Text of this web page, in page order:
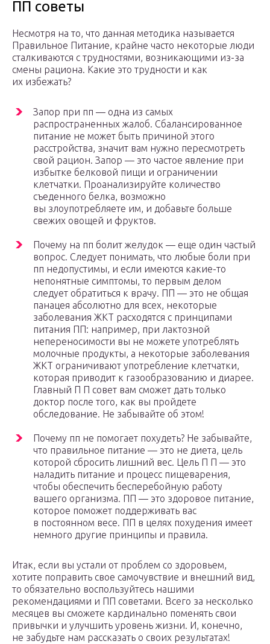
ПП советы
Несмотря на то, что данная методика называется
Правильное Питание, крайне часто некоторые люди
сталкиваются с трудностями, возникающими из-за
смены рациона. Какие это трудности и как
их избежать?
Запор при пп — одна из самых
распространенных жалоб. Сбалансированное
питание не может быть причиной этого
расстройства, значит вам нужно пересмотреть
свой рацион. Запор — это частое явление при
избытке белковой пищи и ограничении
клетчатки. Проанализируйте количество
съеденного белка, возможно
вы злоупотребляете им, и добавьте больше
свежих овощей и фруктов.
Почему на пп болит желудок — еще один частый
вопрос. Следует понимать, что любые боли при
пп недопустимы, и если имеются какие-то
непонятные симптомы, то первым делом
следует обратиться к врачу. ПП — это не общая
панацея абсолютно для всех, некоторые
заболевания ЖКТ расходятся с принципами
питания ПП: например, при лактозной
непереносимости вы не можете употреблять
молочные продукты, а некоторые заболевания
ЖКТ ограничивают употребление клетчатки,
которая приводит к газообразованию и диарее.
Главный П П совет вам сможет дать только
доктор после того, как вы пройдете
обследование. Не забывайте об этом!
Почему пп не помогает похудеть? Не забывайте,
что правильное питание — это не диета, цель
которой сбросить лишний вес. Цель П П — это
наладить питание и процесс пищеварения,
чтобы обеспечить бесперебойную работу
вашего организма. ПП — это здоровое питание,
которое поможет поддерживать вас
в постоянном весе. ПП в целях похудения имеет
немного другие принципы и правила.
Итак, если вы устали от проблем со здоровьем,
хотите поправить свое самочувствие и внешний вид,
то обязательно воспользуйтесь нашими
рекомендациями и ПП советами. Всего за несколько
месяцев вы сможете кардинально поменять свои
привычки и улучшить уровень жизни. И, конечно,
не забудьте нам рассказать о своих результатах!